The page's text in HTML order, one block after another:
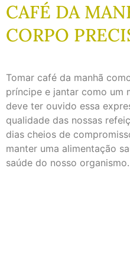
CAFÉ DA
CORPO
Tomar café da manhã
príncipe e jantar como um
deve ter ouvido essa
qualidade das nossas
dias cheios de
manter uma alimentação
saúde do nosso